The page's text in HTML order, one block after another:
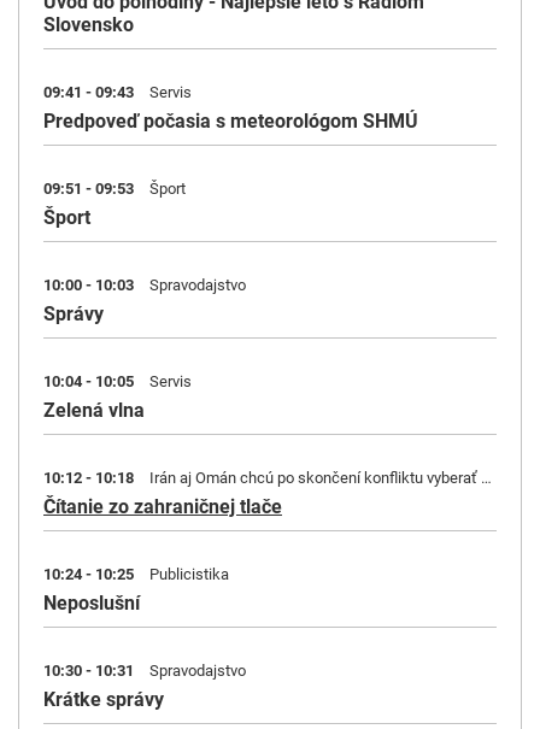
Slovensko
09:41 - 09:43 Servis
Predpoveď počasia s meteorológom SHMÚ
09:51 - 09:53 Šport
Šport
10:00 - 10:03 Spravodajstvo
Správy
10:04 - 10:05 Servis
Zelená vlna
10:12 - 10:18 Irán aj Omán chcú po skončení konfliktu vyberať mýto v Hormuzu. | D. Trump kryptomeny kedysi kritizoval, dnes na nich zarába.
Čítanie zo zahraničnej tlače
10:24 - 10:25 Publicistika
Neposlušní
10:30 - 10:31 Spravodajstvo
Krátke správy